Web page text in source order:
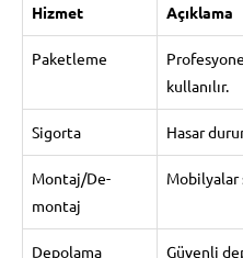
Hizmet Açıklama
Paketleme
kullanılır.
Sigorta Hasar
Montaj/De-
montaj
Mobilyalar
Depolama Güvenli